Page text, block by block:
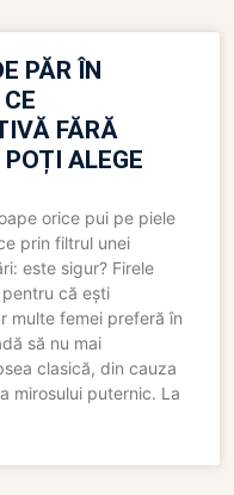
PĂR ÎN
FĂRĂ
ALEGE
orice pui pe piele
prin filtrul unei
este sigur? Firele
că ești
multe femei preferă în
să nu mai
clasică, din cauza
mirosului puternic. La